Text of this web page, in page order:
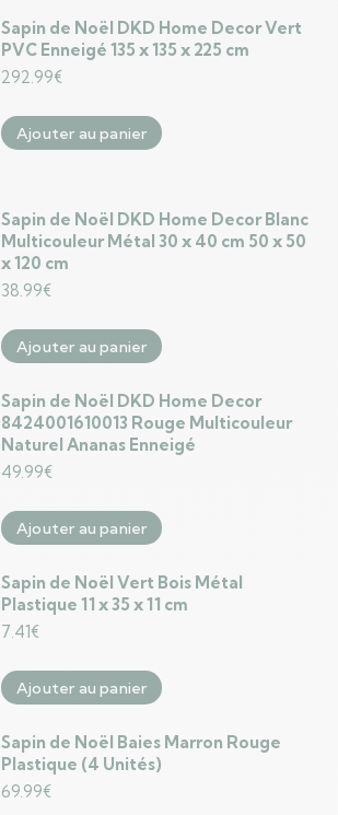
Sapin de Noël DKD Home Decor Vert
PVC Enneigé 135 x 135 x 225 cm
292.99€
Ajouter au panier
Sapin de Noël DKD Home Decor Blanc
Multicouleur Métal 30 x 40 cm 50 x 50
x 120 cm
38.99€
Ajouter au panier
Sapin de Noël DKD Home Decor
8424001610013 Rouge Multicouleur
Naturel Ananas Enneigé
49.99€
Ajouter au panier
Sapin de Noël Vert Bois Métal
Plastique 11 x 35 x 11 cm
7.41€
Ajouter au panier
Sapin de Noël Baies Marron Rouge
Plastique (4 Unités)
69.99€